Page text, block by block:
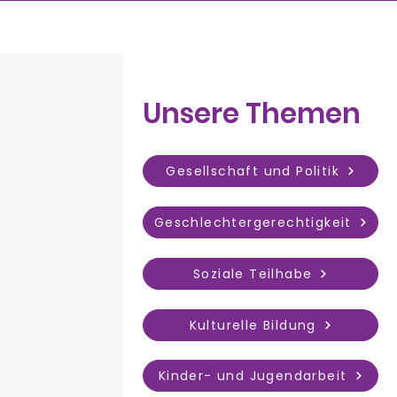
Unsere Themen
Gesellschaft und Politik
Geschlechtergerechtigkeit
Soziale Teilhabe
Kulturelle Bildung
Kinder- und Jugendarbeit